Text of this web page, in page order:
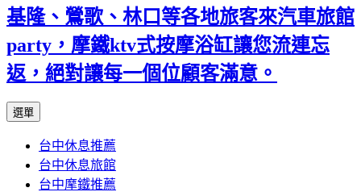
基隆、鶯歌、林口等各地旅客來汽車旅館
party，摩鐵ktv式按摩浴缸讓您流連忘
返，絕對讓每一個位顧客滿意。
選單
內
容
台中休息推薦
台中休息旅館
台中摩鐵推薦